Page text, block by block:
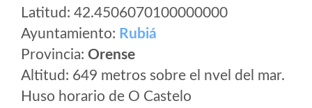
Latitud: 42.4506070100000000
Ayuntamiento: Rubiá
Provincia: Orense
Altitud: 649 metros sobre el nvel del mar.
Huso horario de O Castelo